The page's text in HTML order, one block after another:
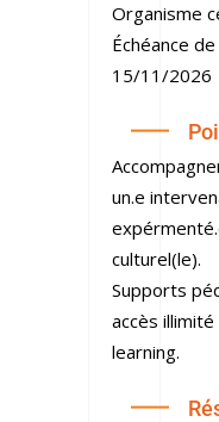
Organisme
Échéance
15/11/2026
un.e
culturel(le).
Supports
accès
learning.